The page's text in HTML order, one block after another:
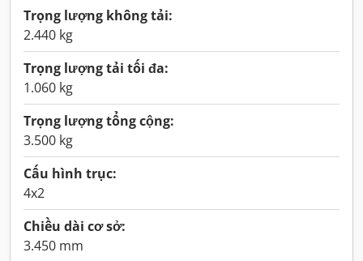
Trọng lượng không tải:
2.440 kg
Trọng lượng tải tối đa:
1.060 kg
Trọng lượng tổng cộng:
3.500 kg
Cấu hình trục:
4x2
Chiều dài cơ sở:
3.450 mm